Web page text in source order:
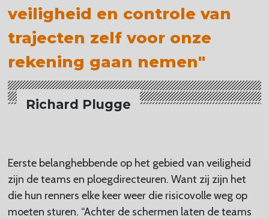
veiligheid en controle van
trajecten zelf voor onze
rekening gaan nemen"
Richard Plugge
Eerste belanghebbende op het gebied van veiligheid
zijn de teams en ploegdirecteuren. Want zij zijn het
die hun renners elke keer weer die risicovolle weg op
moeten sturen. “Achter de schermen laten de teams